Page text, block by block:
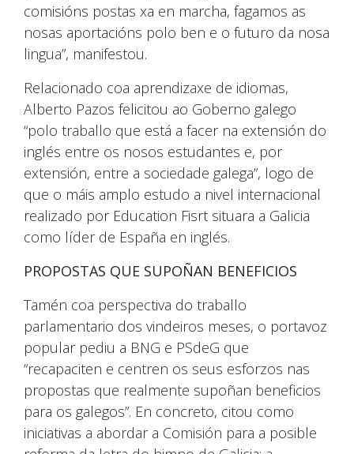
comisións postas xa en marcha, fagamos as
nosas aportacións polo ben e o futuro da nosa
lingua”, manifestou.
Relacionado coa aprendizaxe de idiomas,
Alberto Pazos felicitou ao Goberno galego
“polo traballo que está a facer na extensión do
inglés entre os nosos estudantes e, por
extensión, entre a sociedade galega”, logo de
que o máis amplo estudo a nivel internacional
realizado por Education Fisrt situara a Galicia
como líder de España en inglés.
PROPOSTAS QUE SUPOÑAN BENEFICIOS
Tamén coa perspectiva do traballo
parlamentario dos vindeiros meses, o portavoz
popular pediu a BNG e PSdeG que
“recapaciten e centren os seus esforzos nas
propostas que realmente supoñan beneficios
para os galegos”. En concreto, citou como
iniciativas a abordar a Comisión para a posible